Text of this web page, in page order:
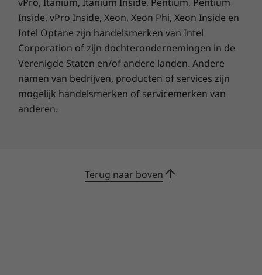
Inside, vPro Inside, Xeon, Xeon Phi, Xeon Inside en
Intel Optane zijn handelsmerken van Intel
Corporation of zijn dochterondernemingen in de
Verenigde Staten en/of andere landen. Andere
namen van bedrijven, producten of services zijn
mogelijk handelsmerken of servicemerken van
anderen.
Terug naar boven